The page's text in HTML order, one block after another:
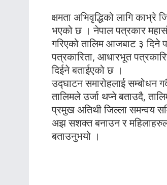
क्षमता अभिवृद्धिको लागि काभ्रे
भएको छ । नेपाल पत्रकार
गरिएको तालिम आजबाट ३ दिने
पत्रकारिता, आधारभूत
दिईने बताईएको छ ।
उद्घाटन समारोहलाई सम्बोधन
तालिमले उर्जा थप्ने बताउदै,
प्रमुख अतिथी जिल्ला समन्वय
अझ सशक्त बनाउन र
बताउनुभयो ।